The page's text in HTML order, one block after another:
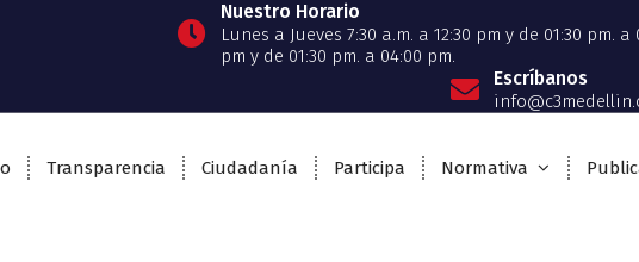
Nuestro Horario
Lunes a Jueves 7:30 a.m. a 12:30 pm y de 01:30 pm.
pm y de 01:30 pm. a 04:00 pm.
Escríbanos
Transparencia Ciudadanía Participa Normativa